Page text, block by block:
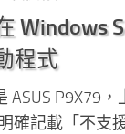
Windows
程式
ASUS P9X79
確記載「不支